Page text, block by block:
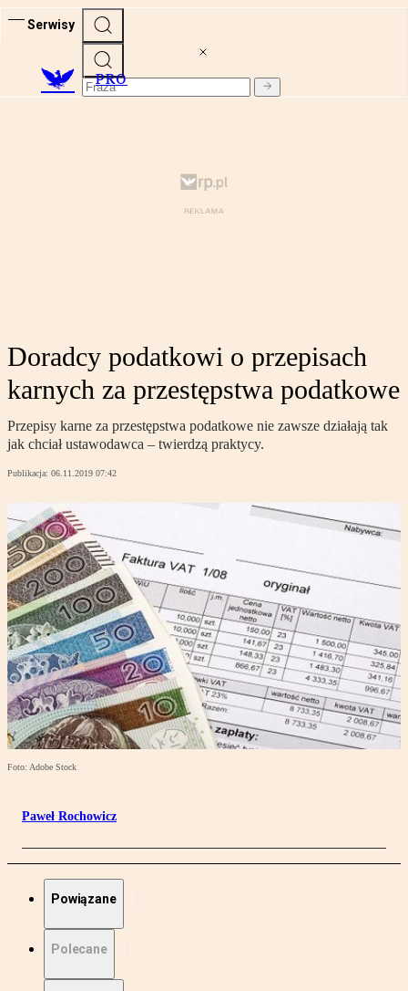
Serwisy
PRO
Doradcy podatkowi o przepisach
karnych za przestępstwa podatkowe
Przepisy karne za przestępstwa podatkowe nie zawsze działają tak
jak chciał ustawodawca – twierdzą praktycy.
Publikacja: 06.11.2019 07:42
Foto: Adobe Stock
Paweł Rochowicz
Powiązane
Polecane